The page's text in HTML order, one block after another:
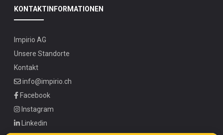
KONTAKTINFORMATIONEN
Impirio AG
Unsere Standorte
Kontakt
info@impirio.ch
Facebook
Instagram
Linkedin